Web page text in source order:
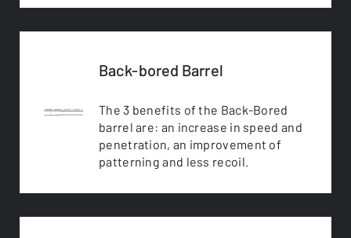
Back-bored Barrel
The 3 benefits of the Back-Bored
barrel are: an increase in speed and
penetration, an improvement of
patterning and less recoil.